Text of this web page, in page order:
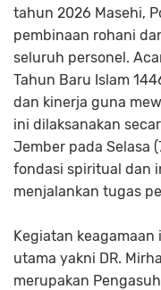
tahun 2026 Masehi,
pembinaan rohani
seluruh personel.
Tahun Baru Islam
dan kinerja guna
ini dilaksanakan
Jember pada Selasa
fondasi spiritual dan
menjalankan tugas
Kegiatan
utama yakni DR.
merupakan